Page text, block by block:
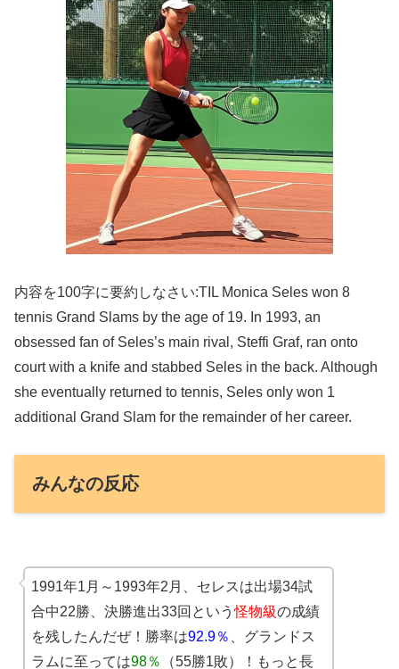
内容を100字に要約しなさい:TIL Monica Seles won 8
tennis Grand Slams by the age of 19. In 1993, an
obsessed fan of Seles’s main rival, Steffi Graf, ran onto
court with a knife and stabbed Seles in the back. Although
she eventually returned to tennis, Seles only won 1
additional Grand Slam for the remainder of her career.
みんなの反応
1991年1月～1993年2月、セレスは出場34試
合中22勝、決勝進出33回という怪物級の成績
を残したんだぜ！勝率は92.9％
、グランドス
ラムに至っては98％ （55勝1敗）！もっと長